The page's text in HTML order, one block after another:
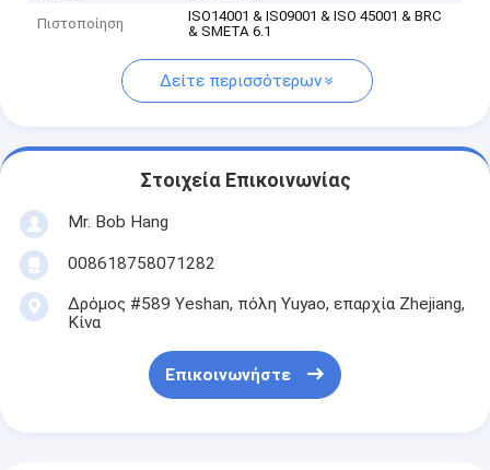
Πιστοποίηση
ISO14001 & IS09001 & ISO 45001 & BRC
& SMETA 6.1
Δείτε περισσότερων
Στοιχεία Επικοινωνίας
Mr. Bob Hang
008618758071282
Δρόμος #589 Yeshan, πόλη Yuyao, επαρχία Zhejiang,
Κίνα
Επικοινωνήστε